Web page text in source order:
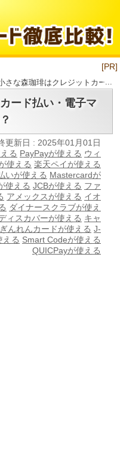
[PR]
さな森珈琲はクレジットカード
ード払い・電子マ
更新日 : 2025年01月01日
る PayPayが使える ウィ
使える 楽天ペイが使える
いが使える Mastercardが
使える JCBが使える ファ
アメックスが使える イオ
ダイナースクラブが使え
ィスカバーが使える キャ
ぎんれんカードが使える J-
える Smart Codeが使える
QUICPayが使える